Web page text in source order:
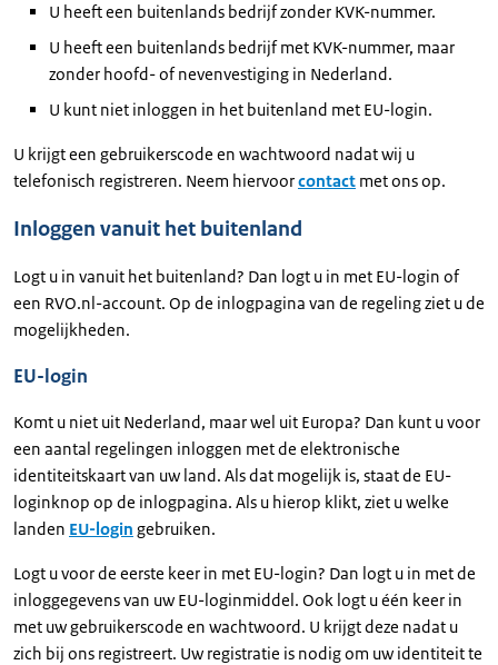
U heeft een buitenlands bedrijf zonder KVK-nummer.
U heeft een buitenlands bedrijf met KVK-nummer, maar
zonder hoofd- of nevenvestiging in Nederland.
U kunt niet inloggen in het buitenland met EU-login.
U krijgt een gebruikerscode en wachtwoord nadat wij u
telefonisch registreren. Neem hiervoorcontact met ons op.
Inloggen vanuit het buitenland
Logt u in vanuit het buitenland? Dan logt u in met EU-login of
een RVO.nl-account. Op de inlogpagina van de regeling ziet u de
mogelijkheden.
EU-login
Komt u niet uit Nederland, maar wel uit Europa? Dan kunt u voor
een aantal regelingen inloggen met de elektronische
identiteitskaart van uw land. Als dat mogelijk is, staat de EU-
loginknop op de inlogpagina. Als u hierop klikt, ziet u welke
landen EU-login gebruiken.
Logt u voor de eerste keer in met EU-login? Dan logt u in met de
inloggegevens van uw EU-loginmiddel. Ook logt u één keer in
met uw gebruikerscode en wachtwoord. U krijgt deze nadat u
zich bij ons registreert. Uw registratie is nodig om uw identiteit te